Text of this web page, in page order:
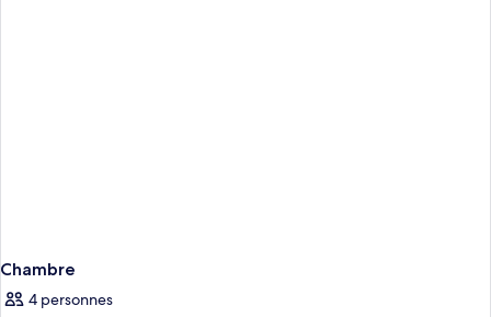
Chambre
4 personnes